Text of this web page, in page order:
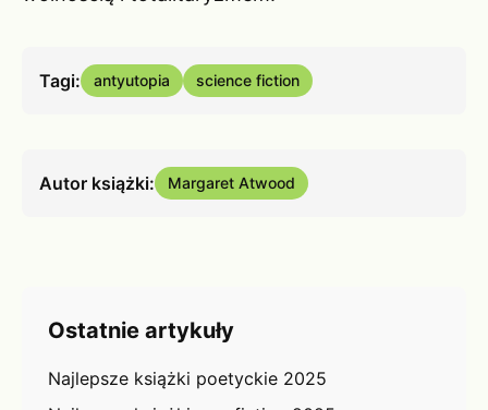
Tagi: antyutopia science fiction
Autor książki: Margaret Atwood
Ostatnie artykuły
Najlepsze książki poetyckie 2025